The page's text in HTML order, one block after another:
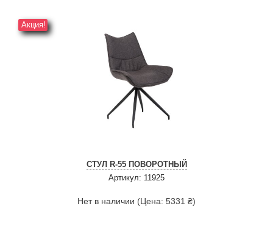
Акция!
СТУЛ R-55 ПОВОРОТНЫЙ
Артикул: 11925
Нет в наличии (Цена: 5331 ₴)